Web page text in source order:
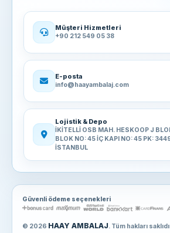
Müşteri Hizmetleri
+90 212 549 05 38
E-posta
info@haayambalaj.com
Lojistik & Depo
İKİTELLİ OSB MAH. HESKOOP J
BLOK NO: 45 İÇ KAPI NO: 45 PK:
İSTANBUL
Güvenli ödeme seçenekleri
© 2026 HAAY AMBALAJ. Tüm hakları